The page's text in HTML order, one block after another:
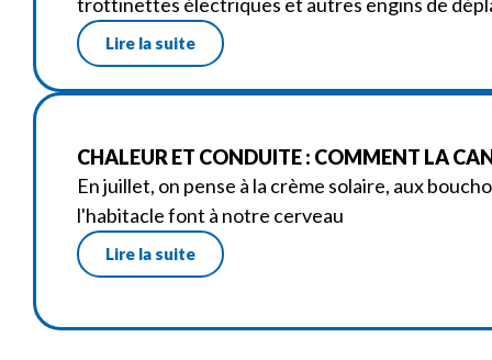
Lire la suite
CHALEUR ET CONDUITE : COMMENT LA
En juillet, on pense à la crème solaire, aux
l'habitacle font à notre cerveau
Lire la suite